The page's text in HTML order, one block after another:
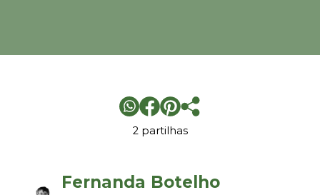
2 partilhas
Fernanda Botelho